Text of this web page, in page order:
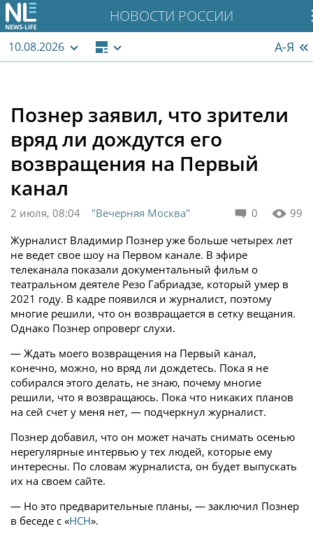
НОВОСТИ РОССИИ
10.08.2026 А-Я
Познер заявил, что зрители
вряд ли дождутся его
возвращения на Первый
канал
0 99
2 июля, 08:04
"Вечерняя Москва"
Журналист Владимир Познер уже больше четырех лет
не ведет свое шоу на Первом канале. В эфире
телеканала показали документальный фильм о
театральном деятеле Резо Габриадзе, который умер в
2021 году. В кадре появился и журналист, поэтому
многие решили, что он возвращается в сетку вещания.
Однако Познер опроверг слухи.
— Ждать моего возвращения на Первый канал,
конечно, можно, но вряд ли дождетесь. Пока я не
собирался этого делать, не знаю, почему многие
решили, что я возвращаюсь. Пока что никаких планов
на сей счет у меня нет, — подчеркнул журналист.
Познер добавил, что он может начать снимать осенью
нерегулярные интервью у тех людей, которые ему
интересны. По словам журналиста, он будет выпускать
их на своем сайте.
— Но это предварительные планы, — заключил Познер
в беседе с «НСН».